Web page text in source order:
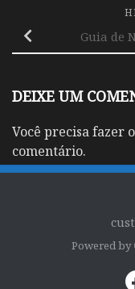
Guia de
DEIXE UM
Você precisa fazer o
comentário.
Powered by